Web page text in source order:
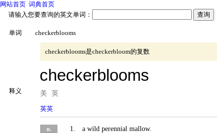
网站首页 词典首页
请输入您要查询的英文单词：
单词 checkerblooms
释义
checkerblooms是checkerbloom的复数
checkerblooms
美 英
英英
n. 1. a wild perennial mallow.